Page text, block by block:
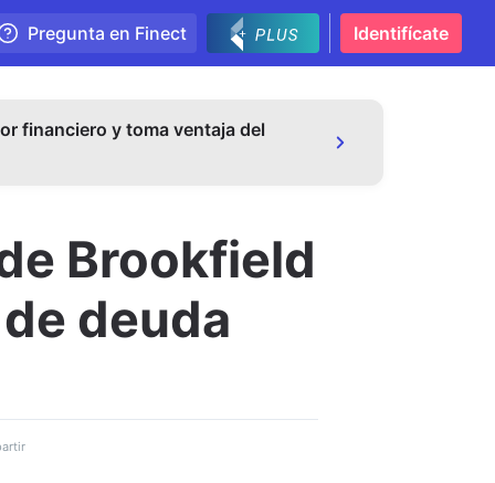
Pregunta en Finect Identifícate
financiero y toma ventaja del
Brookfield
deuda